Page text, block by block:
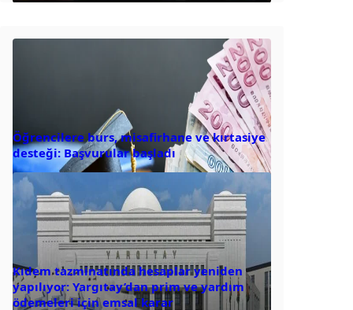
Öğrencilere burs, misafirhane ve kırtasiye
desteği: Başvurular başladı
Kıdem tazminatında hesaplar yeniden
yapılıyor: Yargıtay’dan prim ve yardım
ödemeleri için emsal karar